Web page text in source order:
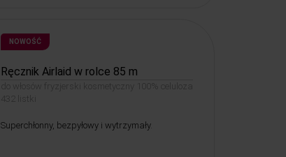
NOWOŚĆ
Ręcznik Airlaid w rolce 85 m
do włosów fryzjerski kosmetyczny 100% celuloza
432 listki
Superchłonny, bezpyłowy i wytrzymały.